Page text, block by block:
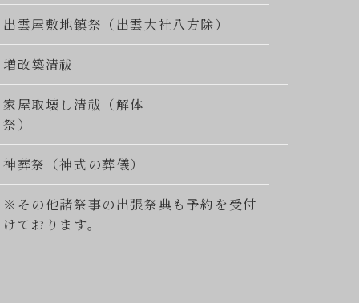
出雲屋敷地鎮祭（出雲大社八方除）
増改築清祓
家屋取壊し清祓（解体
祭）
神葬祭（神式の葬儀）
※その他諸祭事の出張祭典も予約を受付
けております。